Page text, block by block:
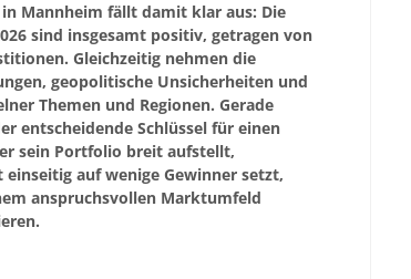
in Mannheim fällt damit klar aus: Die
sind insgesamt positiv, getragen von
Gleichzeitig nehmen die
geopolitische Unsicherheiten und
Themen und Regionen. Gerade
entscheidende Schlüssel für einen
sein Portfolio breit aufstellt,
auf wenige Gewinner setzt,
anspruchsvollen Marktumfeld